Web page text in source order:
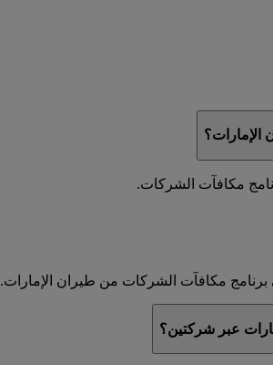
مكافآت الشركات.
مكافآت الشركات من طيران الإمارات.
عبر شركتين؟